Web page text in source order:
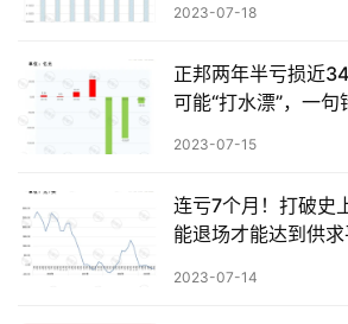
图
今
猪
价
2023-07-18
正邦两年半亏损近
可能“打水漂”，一
2023-07-15
连亏7个月！打破史
能退场才能达到供
2023-07-14